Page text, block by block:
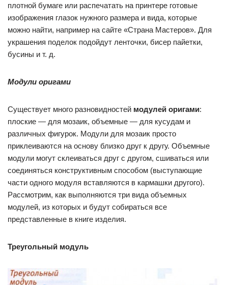
плотной бумаге или распечатать на принтере готовые
изображения глазок нужного размера и вида, которые
можно найти, например на сайте «Страна Мастеров». Для
украшения поделок подойдут ленточки, бисер пайетки,
бусины и т. д.
Модули оригами
Существует много разновидностей модулей оригами:
плоские — для мозаик, объемные — для кусудам и
различных фигурок. Модули для мозаик просто
приклеиваются на основу близко друг к другу. Объемные
модули могут склеиваться друг с другом, сшиваться или
соединяться конструктивным способом (выступающие
части одного модуля вставляются в кармашки другого).
Рассмотрим, как выполняются три вида объемных
модулей, из которых и будут собираться все
представленные в книге изделия.
Треугольный модуль